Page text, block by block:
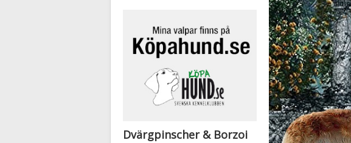
Dvärgpinscher & Borzoi